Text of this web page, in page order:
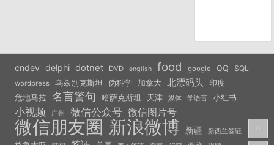
cndev delphi dotnet DVD english food google QQ SQL
wordpress 乌兹别克斯坦 伪科学 加拿大 北漂码头 印度
危地马拉 名言警句 哈萨克斯坦 天津 媒体 学语言 小红书
小视频 广州 微信公众号 微信图片号
微信朋友圈 新浪微博 新疆 新西兰签证